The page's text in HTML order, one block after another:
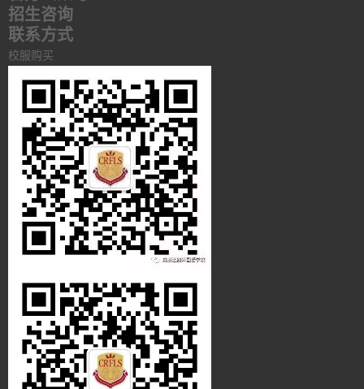
招生咨询
联系方式
校服购买